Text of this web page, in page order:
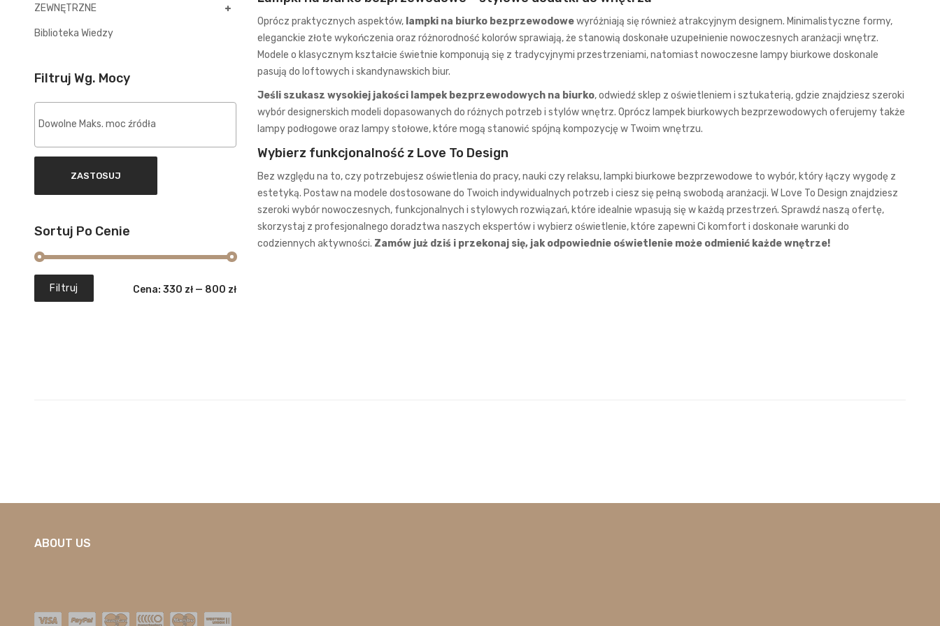
ZEWNĘTRZNE
Biblioteka Wiedzy
Filtruj Wg. Mocy
ZASTOSUJ
Sortuj Po Cenie
Cena
Cena
Filtruj Cena: 330 zł— 800 zł
Oprócz praktycznych aspektów, lampki na biurko bezprzewodowewyróżniają się również atrakcyjnym designem. Minimalistyczne formy,
eleganckie złote wykończenia oraz różnorodność kolorów sprawiają, że stanowią doskonałe uzupełnienie nowoczesnych aranżacji wnętrz.
Modele o klasycznym kształcie świetnie komponują się z tradycyjnymi przestrzeniami, natomiast nowoczesne lampy biurkowe doskonale
pasują do loftowych i skandynawskich biur.
Jeśli szukasz wysokiej jakości lampek bezprzewodowych na biurko, odwiedźsklep z oświetleniem i sztukaterią, gdzie znajdziesz szeroki
wybór designerskich modeli dopasowanych do różnych potrzeb i stylów wnętrz. Oprócz lampek biurkowych bezprzewodowych oferujemy także
lampy podłogowe oraz lampy stołowe, które mogą stanowić spójną kompozycję w Twoim wnętrzu.
Wybierz funkcjonalność z Love To Design
Bez względu na to, czy potrzebujesz oświetlenia do pracy, nauki czy relaksu, lampki biurkowe bezprzewodowe to wybór, który łączy wygodę z
estetyką. Postaw na modele dostosowane do Twoich indywidualnych potrzeb i ciesz się pełną swobodą aranżacji. W Love To Design znajdziesz
szeroki wybór nowoczesnych, funkcjonalnych i stylowych rozwiązań, które idealnie wpasują się w każdą przestrzeń. Sprawdź naszą ofertę,
skorzystaj z profesjonalnego doradztwa naszych ekspertów i wybierz oświetlenie, które zapewni Ci komfort i doskonałe warunki do
codziennych aktywności. Zamów już dziś i przekonaj się, jak odpowiednie oświetlenie może odmienić każde wnętrze!
ABOUT US